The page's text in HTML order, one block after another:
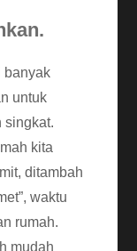
banyak
untuk
singkat.
kita
ditambah
waktu
rumah.
mudah